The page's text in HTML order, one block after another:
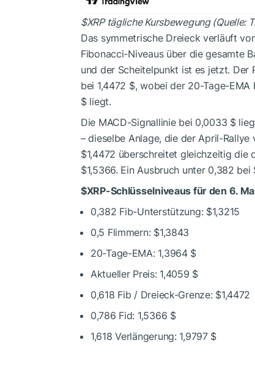
$XRPtägliche Kursbewegung (Quelle:
Das symmetrische Dreieck verläuft
Fibonacci-Niveaus über die gesamte
und der Scheitelpunkt ist es jetzt. Der
bei 1,4472 $, wobei der 20-Tage-
$ liegt.
Die MACD-Signallinie bei 0,0033 $
– dieselbe Anlage, die der April-
$1,4472 überschreitet gleichzeitig die
$1,5366. Ein Ausbruch unter 0,382
$XRP-Schlüsselniveaus für den 6.
0,382 Fib-Unterstützung: $1,3215
0,5 Flimmern: $1,3843
20-Tage-EMA: 1,3964 $
Aktueller Preis: 1,4059 $
0,618 Fib / Dreieck-Grenze: $1,4472
0,786 Fid: 1,5366 $
1,618 Verlängerung: 1,9797 $